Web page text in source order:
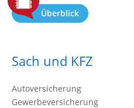
Überblick
Sach und KFZ
Autoversicherung
Gewerbeversicherung